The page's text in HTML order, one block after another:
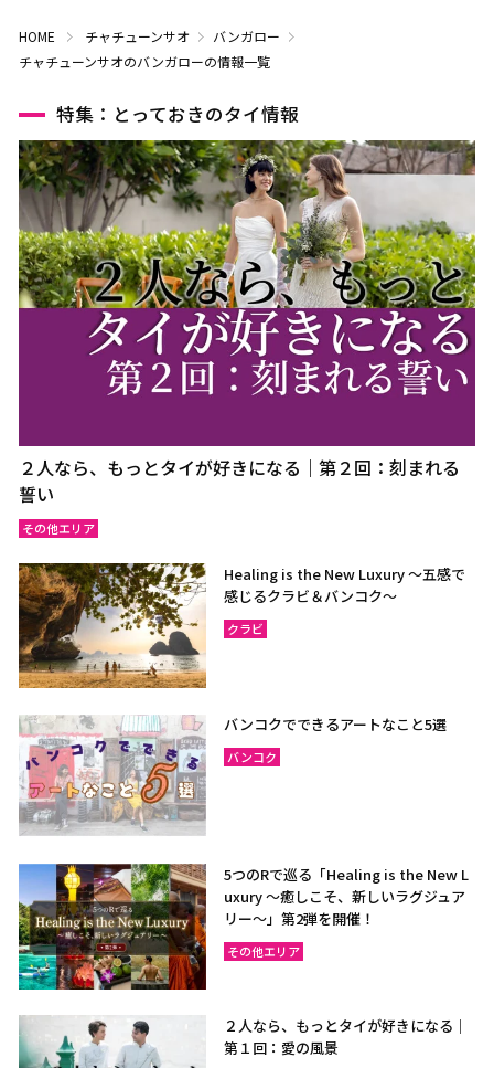
HOME チャチューンサオ
バンガロー
チャチューンサオのバンガローの情報一覧
特集：とっておきのタイ情報
２人なら、もっとタイが好きになる｜第２回：刻まれる
誓い
その他エリア
Healing is the New Luxury ～五感で
感じるクラビ＆バンコク～
クラビ
バンコクでできるアートなこと5選
バンコク
5つのRで巡る「Healing is the New L
uxury ～癒しこそ、新しいラグジュア
リー〜」第2弾を開催！
その他エリア
２人なら、もっとタイが好きになる｜
第１回：愛の風景